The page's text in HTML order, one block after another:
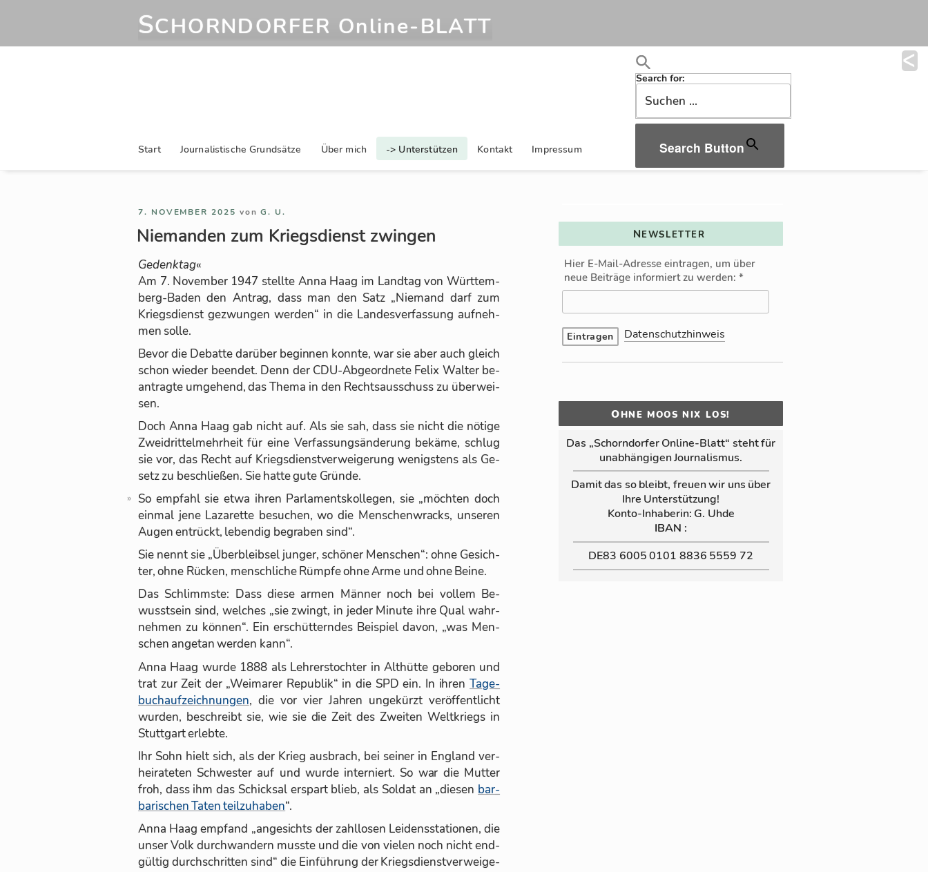
SCHORNDORFER Online‑BLATT
Start Journalistische Grundsätze Über mich -> Unterstützen Kontakt Impressum
Search for:
Search Button
VERÖFFENTLICHT
7. NOVEMBER 2025 vonG. U.
Niemanden zum Kriegsdienst zwingen
Ge­denk­tag«
Am 7. No­vem­ber 1947 stellte Anna Haag im Land­tag von Würt­tem­
berg-Ba­den den An­trag, dass man den Satz „Nie­mand darf zum
Kriegs­dienst ge­zwun­gen wer­den“ in die Lan­des­ver­fas­sung auf­neh­
men solle.
Be­vor die De­batte dar­über be­gin­nen konnte, war sie aber auch gleich
schon wie­der be­en­det. Denn der CDU-Ab­ge­ord­nete Fe­lix Wal­ter be­
an­tragte um­ge­hend, das Thema in den Rechts­aus­schuss zu über­wei­
sen.
Doch Anna Haag gab nicht auf. Als sie sah, dass sie nicht die nö­tige
Zwei­drit­tel­mehr­heit für eine Ver­fas­sungs­än­de­rung be­käme, schlug
sie vor, das Recht auf Kriegs­dienst­ver­wei­ge­rung we­nigs­tens als Ge­
setz zu be­schlie­ßen. Sie hatte gute Gründe.
So emp­fahl sie etwa ih­ren Par­la­ments­kol­le­gen, sie „möch­ten doch
ein­mal jene La­za­rette be­su­chen, wo die Men­schen­wracks, un­se­ren
Au­gen ent­rückt, le­ben­dig be­gra­ben sind“.
Sie nennt sie „Über­bleib­sel jun­ger, schö­ner Men­schen“: ohne Ge­sich­
ter, ohne Rü­cken, mensch­li­che Rümpfe ohne Arme und ohne Beine.
Das Schlimmste: Dass diese ar­men Män­ner noch bei vol­lem Be­
wusst­sein sind, wel­ches „sie zwingt, in je­der Mi­nute ihre Qual wahr­
neh­men zu kön­nen“. Ein er­schüt­tern­des Bei­spiel da­von, „was Men­
schen an­ge­tan wer­den kann“.
Anna Haag wurde 1888 als Leh­rers­toch­ter in Alt­hütte ge­bo­ren und
trat zur Zeit der „Wei­ma­rer Re­pu­blik“ in die SPD ein. In ih­renTa­ge­
buch­auf­zeich­nun­gen, die vor vier Jah­ren un­ge­kürzt ver­öf­fent­licht
wur­den, be­schreibt sie, wie sie die Zeit des Zwei­ten Welt­kriegs in
Stutt­gart er­lebte.
Ihr Sohn hielt sich, als der Krieg aus­brach, bei sei­ner in Eng­land ver­
hei­ra­te­ten Schwes­ter auf und wurde in­ter­niert. So war die Mut­ter
froh, dass ihm das Schick­sal er­spart blieb, als Sol­dat an „die­sen bar­
ba­ri­schen Ta­ten teil­zu­ha­ben“.
Anna Haag emp­fand „an­ge­sichts der zahl­lo­sen Lei­dens­sta­tio­nen, die
un­ser Volk durch­wan­dern musste und die von vie­len noch nicht end­
gül­tig durch­schrit­ten sind“ die Ein­füh­rung der Kriegs­dienst­ver­wei­ge­
NEWSLETTER
Hier E-Mail-Adresse eintragen, um über
neue Beiträge informiert zu werden:*
Datenschutzhinweis
OHNE MOOS NIX LOS!
Das „Schorn­dor­fer Online‑Blatt“ steht für
un­ab­hän­gi­gen Jour­na­lis­mus.
Da­mit das so bleibt, freuen wir uns über
Ihre Un­ter­stüt­zung!
Konto-In­ha­be­rin: G. Uhde
IBAN :
DE83 6005 0101 8836 5559 72